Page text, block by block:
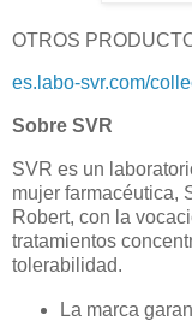
OTROS
es.labo-svr.com/
Sobre SVR
SVR es un
mujer farmacéutica,
Robert, con la
tratamientos
tolerabilidad.
La marca